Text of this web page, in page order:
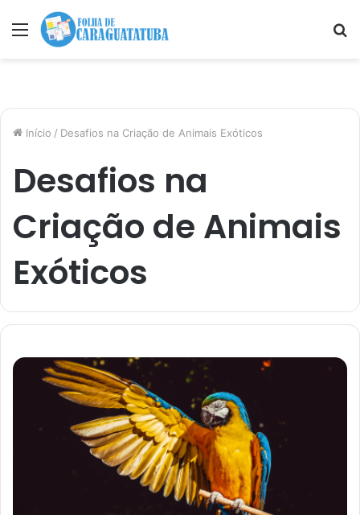
Menu
Início / Desafios na Criação de Animais Exóticos
Desafios na
Criação de Animais
Exóticos